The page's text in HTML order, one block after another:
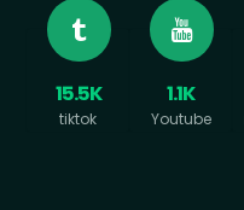
15.5K
tiktok
1.1K
Youtube